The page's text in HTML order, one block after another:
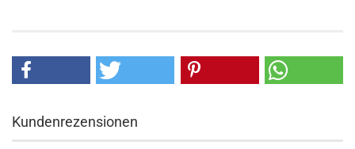
Kundenrezensionen